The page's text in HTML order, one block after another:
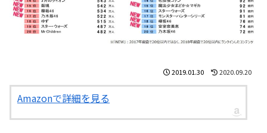
2019.01.30 2020.09.20
Amazonで詳細を見る